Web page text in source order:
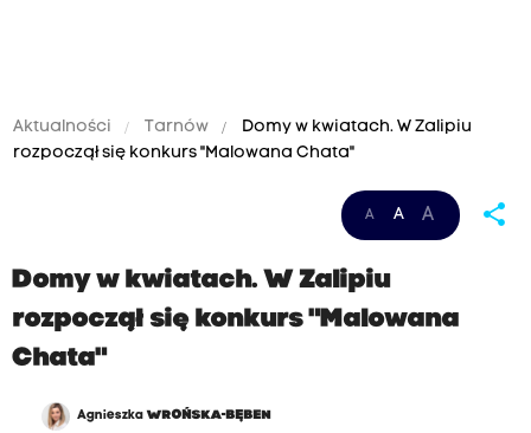
Aktualności Tarnów
Domy w kwiatach. W Zalipiu
rozpoczął się konkurs "Malowana Chata"
A A A share
Domy w kwiatach. W Zalipiu
rozpoczął się konkurs "Malowana
Chata"
AgnieszkaWROŃSKA-BĘBEN